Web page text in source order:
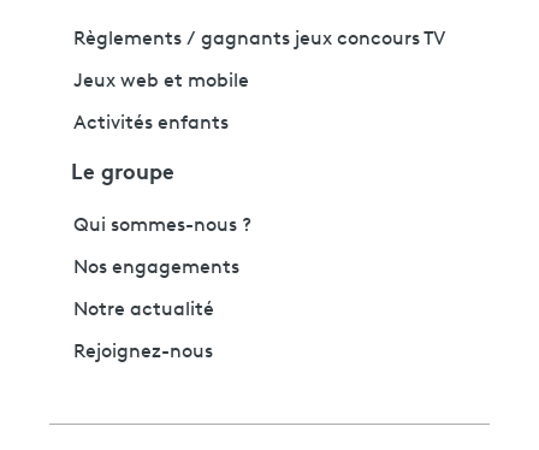
Règlements / gagnants jeux concours TV
Jeux web et mobile
Activités enfants
Le groupe
Qui sommes-nous ?
Nos engagements
Notre actualité
Rejoignez-nous